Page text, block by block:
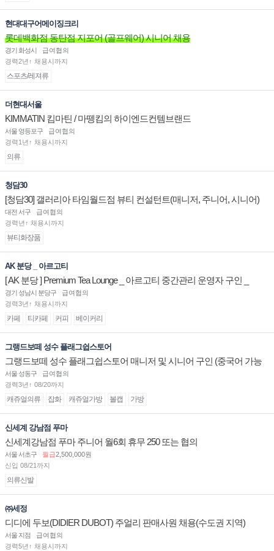
현대대구어메이징크리
롯데백화점 동탄점 지포어 (골프웨어) 시니어 채용
경기 화성시
급여협의
경력2년↑ 채용시까지
스포츠/레져류
더현대서울
KIMMATIN 킴마틴 / 마뗑킴의 하이엔드컨템브랜드
서울 영등포구
급여협의
경력1년↑ 채용시까지
의류
청담30
[청담30] 갤러리아 타임월드점 뷰티 컨설턴트(매니저, 주니어, 시니어)
채용
대전 서구
급여협의
경력년↑ 채용시까지
뷰티화장품
AK 분당 _ 아르고티
[ AK 분당 ] Premium Tea Lounge _ 아르고티 중간관리 운영자 구인 _
경기 성남시 분당구
급여협의
경력3년↑ 채용시까지
카페 티카페 커피 베이커리
그랭드보떼 성수 플래그쉽스토어
그랭드보떼 성수 플래그쉽스토어 매니저 및 시니어 구인 (중국어 가능
자)
서울 성동구
급여협의
경력3년↑ 08/20까지
캐쥬얼의류 잡화 캐쥬얼가방 볼캡 가방
신세계 강남점 푸마
신세계강남점 푸마 주니어 월6회 휴무 250 또는 협의
서울 서초구 월급2,500,000원
신입 08/21까지
의류신발
㈜세정
디디에 두보(DIDIER DUBOT) 주얼리 판매사원 채용(수도권 지역)
서울 지점
급여협의
경력5년↑ 채용시까지